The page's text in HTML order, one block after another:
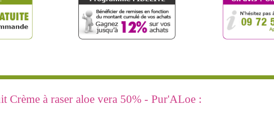
Crème à raser aloe vera 50% - Pur'ALoe :